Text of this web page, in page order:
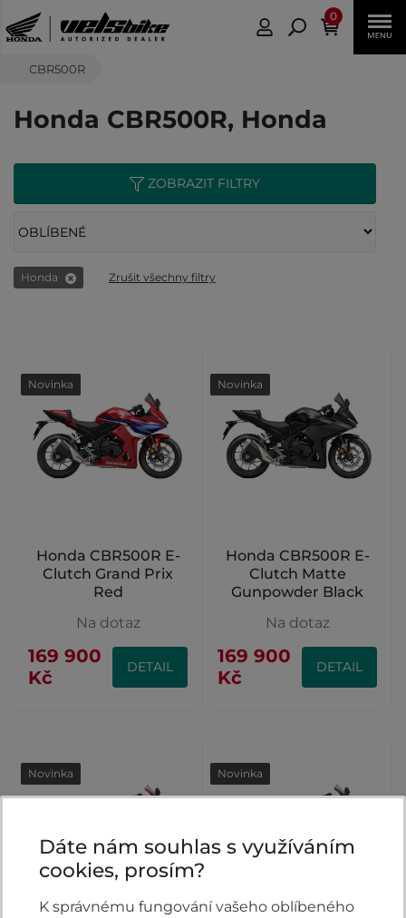
0
CBR500R
Honda CBR500R, Honda
ZOBRAZIT FILTRY
Honda Zrušit všechny filtry
Honda CBR500R E-
Clutch Grand Prix
Red
Novinka
Na dotaz
169 900
Kč
DETAIL
Honda CBR500R E-
Clutch Matte
Gunpowder Black
Novinka
Na dotaz
169 900
Kč
DETAIL
Novinka Novinka
Dáte nám souhlas s využíváním
cookies, prosím?
K správnému fungování vašeho oblíbeného